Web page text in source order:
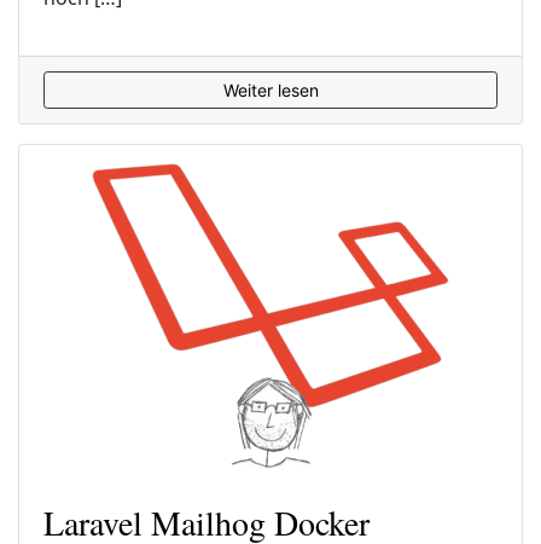
Weiter lesen
Laravel Mailhog Docker